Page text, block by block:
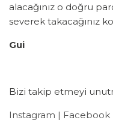
alacağınız o doğru
severek takacağınız
Gui
Bizi takip etmeyi
Instagram | Facebook